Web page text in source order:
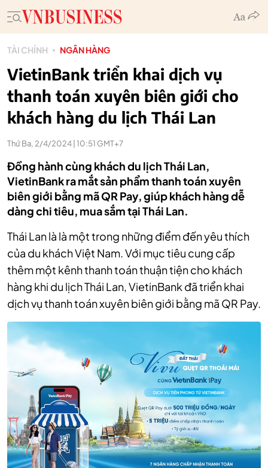
TÀI CHÍNH NGÂN HÀNG
VietinBank triển khai dịch vụ
thanh toán xuyên biên giới cho
khách hàng du lịch Thái Lan
Thứ Ba, 2/4/2024 | 10:51 GMT+7
Đồng hành cùng khách du lịch Thái Lan,
VietinBank ra mắt sản phẩm thanh toán xuyên
biên giới bằng mã QR Pay, giúp khách hàng dễ
dàng chi tiêu, mua sắm tại Thái Lan.
Thái Lan là là một trong những điểm đến yêu thích
của du khách Việt Nam. Với mục tiêu cung cấp
thêm một kênh thanh toán thuận tiện cho khách
hàng khi du lịch Thái Lan, VietinBank đã triển khai
dịch vụ thanh toán xuyên biên giới bằng mã QR Pay.